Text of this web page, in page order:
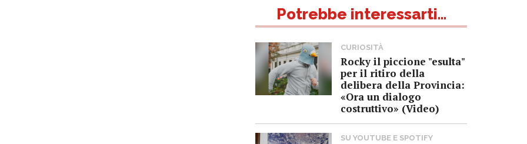
Potrebbe interessarti...
CURIOSITÀ
Rocky il piccione "esulta"
per il ritiro della
delibera della Provincia:
«Ora un dialogo
costruttivo» (Video)
SU YOUTUBE E SPOTIFY